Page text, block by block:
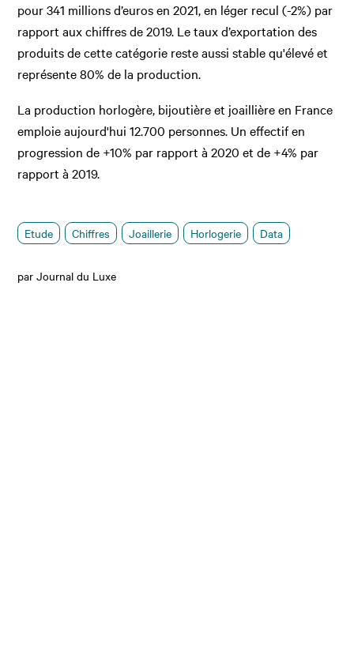
pour 341 millions d’euros en 2021, en léger recul (-2%) par
rapport aux chiffres de 2019. Le taux d’exportation des
produits de cette catégorie reste aussi stable qu'élevé et
représente 80% de la production.
La production horlogère, bijoutière et joaillière en France
emploie aujourd'hui 12.700 personnes. Un effectif en
progression de +10% par rapport à 2020 et de +4% par
rapport à 2019.
Etude Chiffres Joaillerie Horlogerie Data
par Journal du Luxe